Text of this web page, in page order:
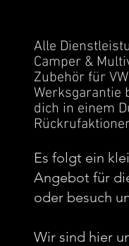
Alle
Camper &
Zubehör für
Werksgarantie
dich in einem
Es folgt ein
Angebot für
oder besuch
Wir sind hier